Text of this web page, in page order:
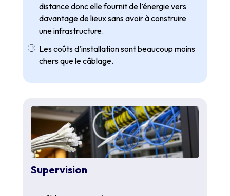
distance donc elle fournit de l’énergie vers
davantage de lieux sans avoir à construire
une infrastructure.
Les coûts d’installation sont beaucoup moins
chers que le câblage.
Supervision